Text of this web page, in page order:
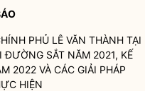
PHỦ LÊ VĂN THÀNH TẠI
ĐƯỜNG SẮT NĂM 2021, KẾ
2022 VÀ CÁC GIẢI PHÁP
HIỆN